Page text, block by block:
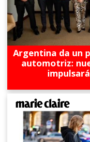
Argentina da un
automotriz: